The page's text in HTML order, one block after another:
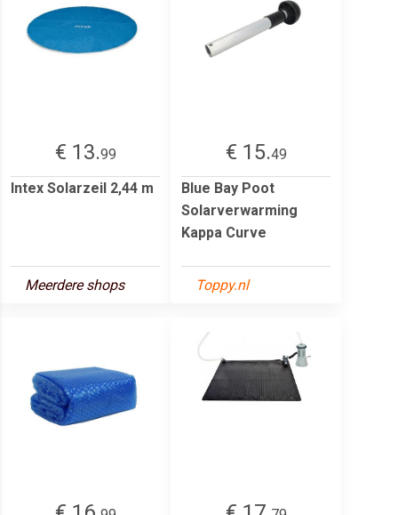
€ 13.99
Intex Solarzeil 2,44 m
Meerdere shops
€ 15.49
Blue Bay Poot
Solarverwarming
Kappa Curve
Toppy.nl